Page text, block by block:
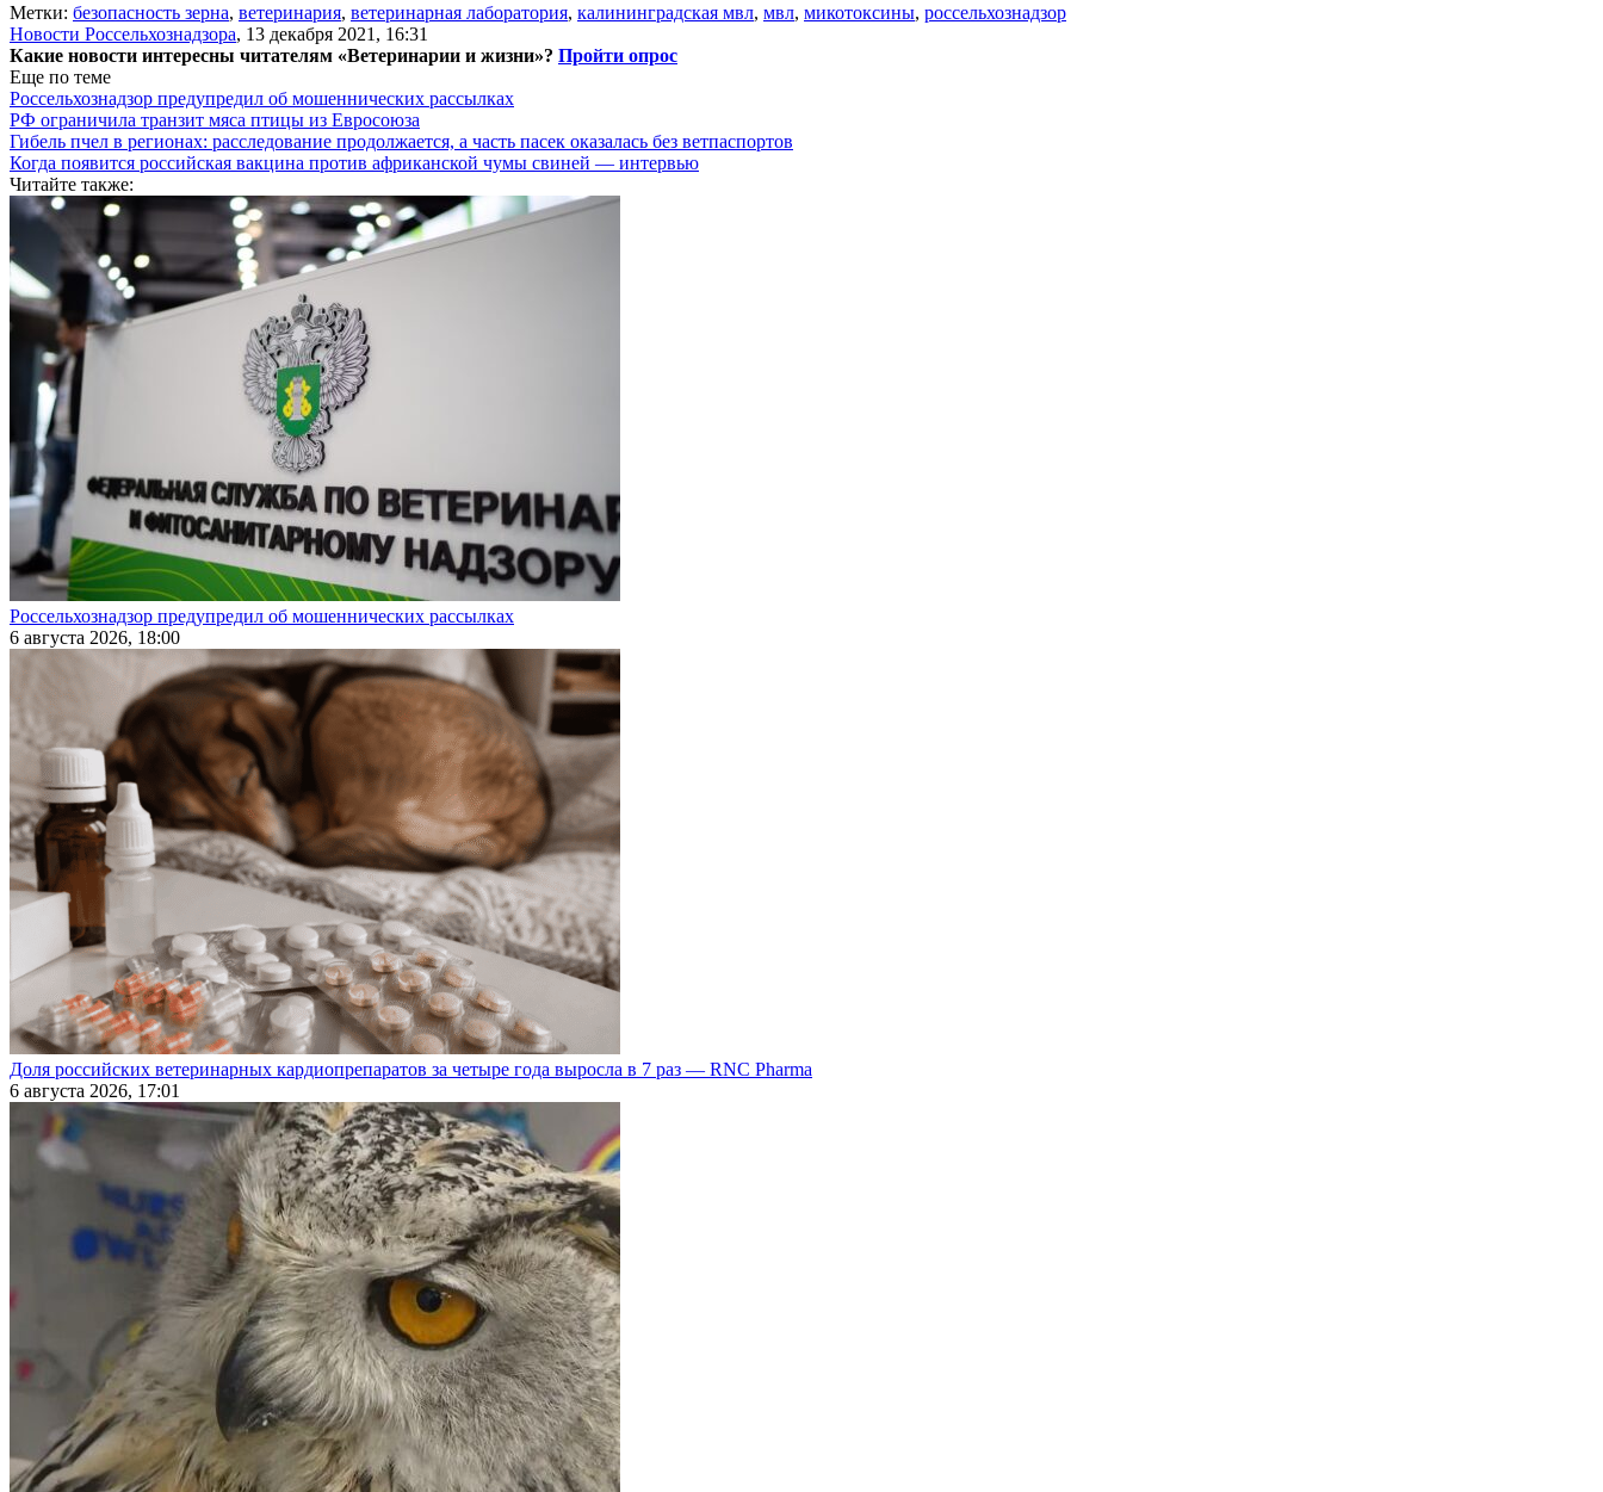
Метки: безопасность зерна, ветеринария, ветеринарная лаборатория, калининградская мвл, мвл, микотоксины, россельхознадзор
Новости Россельхознадзора, 13 декабря 2021, 16:31
Какие новости интересны читателям «Ветеринарии и жизни»? Пройти опрос
Еще по теме
Россельхознадзор предупредил об мошеннических рассылках
РФ ограничила транзит мяса птицы из Евросоюза
Гибель пчел в регионах: расследование продолжается, а часть пасек оказалась без ветпаспортов
Когда появится российская вакцина против африканской чумы свиней — интервью
Читайте также:
Россельхознадзор предупредил об мошеннических рассылках
6 августа 2026, 18:00
Доля российских ветеринарных кардиопрепаратов за четыре года выросла в 7 раз — RNC Pharma
6 августа 2026, 17:01